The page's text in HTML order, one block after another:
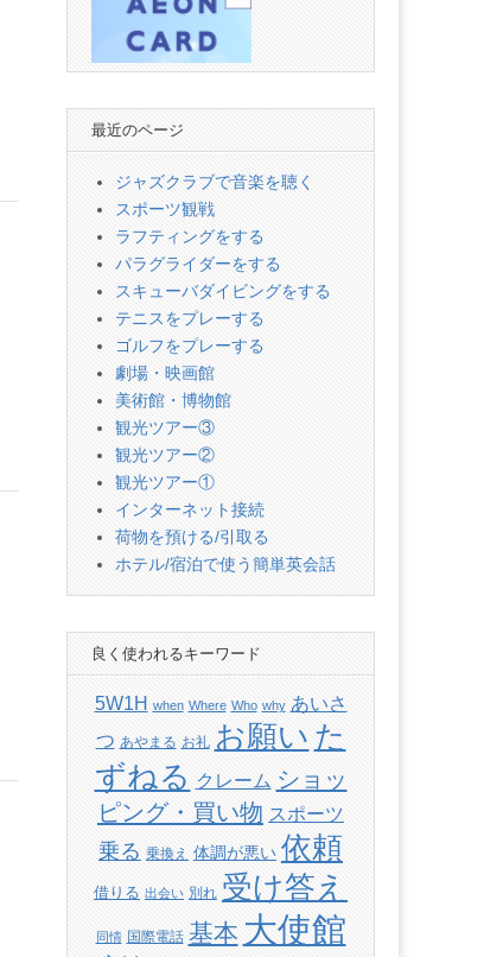
最近のページ
ジャズクラブで音楽を聴く
スポーツ観戦
ラフティングをする
パラグライダーをする
スキューバダイビングをする
テニスをプレーする
ゴルフをプレーする
劇場・映画館
美術館・博物館
観光ツアー③
観光ツアー②
観光ツアー①
インターネット接続
荷物を預ける/引取る
ホテル/宿泊で使う簡単英会話
良く使われるキーワード
5W1H when Where Who why あいさ
つ あやまる お礼 お願い た
ずねる クレーム ショッ
ピング・買い物 スポーツ
乗る 乗換え 体調が悪い 依頼
借りる 出会い 別れ 受け答え
同情 国際電話 基本 大使館